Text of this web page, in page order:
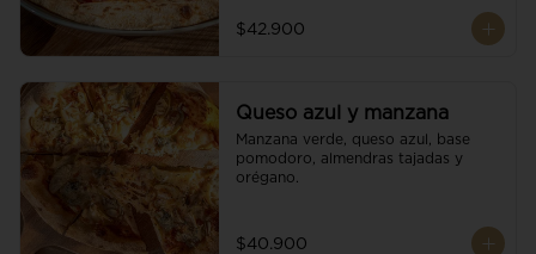
$42.900
Queso azul y manzana
Manzana verde, queso azul, base
pomodoro, almendras tajadas y
orégano.
$40.900